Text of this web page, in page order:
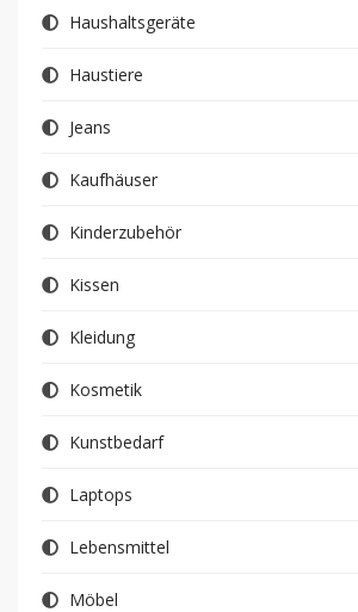
Haushaltsgeräte
Haustiere
Jeans
Kaufhäuser
Kinderzubehör
Kissen
Kleidung
Kosmetik
Kunstbedarf
Laptops
Lebensmittel
Möbel